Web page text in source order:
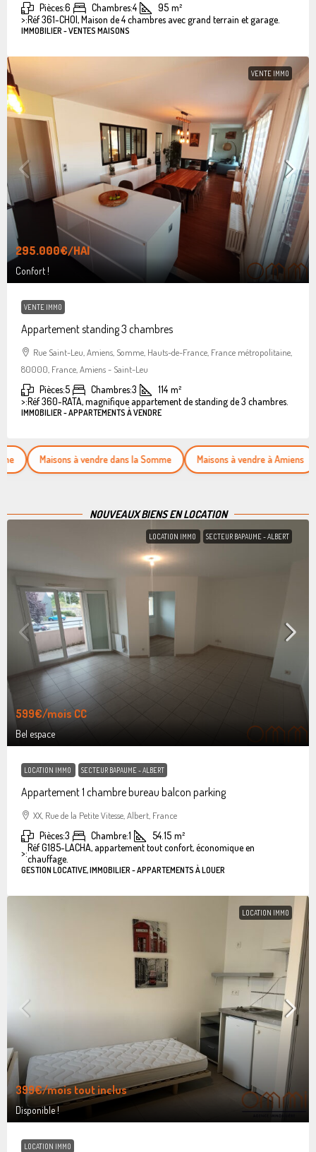
Pièces:6 Chambres:4 95 m²
>:Réf 361-CHOI, Maison de 4 chambres avec grand terrain et garage.
IMMOBILIER - VENTES MAISONS
VENTE IMMO
295.000€/HAI
Confort !
VENTE IMMO
Appartement standing 3 chambres
Rue Saint-Leu, Amiens, Somme, Hauts-de-France, France métropolitaine,
80000, France, Amiens - Saint-Leu
Pièces:5 Chambres:3 114 m²
>:Réf 360-RATA, magnifique appartement de standing de 3 chambres.
IMMOBILIER - APPARTEMENTS À VENDRE
Maisons à vendre dans la Somme Maisons à vendre à Amiens
NOUVEAUX BIENS EN LOCATION
LOCATION IMMO SECTEUR BAPAUME - ALBERT
599€/mois CC
Bel espace
LOCATION IMMO SECTEUR BAPAUME - ALBERT
Appartement 1 chambre bureau balcon parking
XX, Rue de la Petite Vitesse, Albert, France
Pièces:3 Chambre:1 54.15 m²
>:Réf G185-LACHA, appartement tout confort, économique en
chauffage.
GESTION LOCATIVE, IMMOBILIER - APPARTEMENTS À LOUER
LOCATION IMMO
399€/mois tout inclus
Disponible !
LOCATION IMMO